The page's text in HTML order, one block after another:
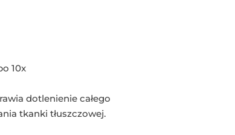
10x
dotlenienie całego
tkanki tłuszczowej.